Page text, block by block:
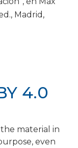
4.0
material in
even
Madrid,